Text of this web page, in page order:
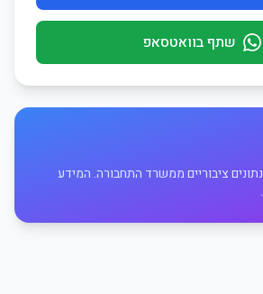
שתף בוואטסאפ
ציבוריים ממשרד התחבורה. המידע